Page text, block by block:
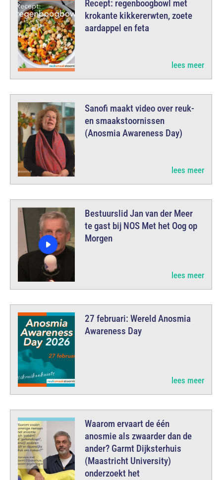
Recept: regenboogbowl met
krokante kikkererwten, zoete
aardappel en feta
lees meer
Sanofi maakt video over reuk-
en smaakstoornissen
(Anosmia Awareness Day)
lees meer
Bestuurslid Jan van der Meer
te gast bij NOS Met het Oog op
Morgen
lees meer
27 februari: Wereld Anosmia
Awareness Day
lees meer
Waarom ervaart de één
anosmie als zwaarder dan de
ander? Garmt Dijksterhuis
(Maastricht University)
onderzoekt het